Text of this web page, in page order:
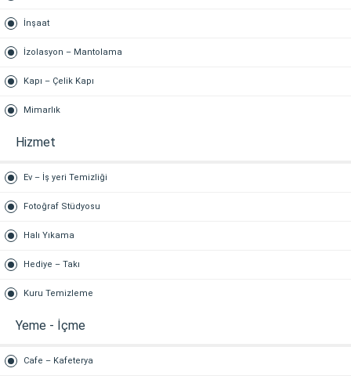
İnşaat
İzolasyon – Mantolama
Kapı – Çelik Kapı
Mimarlık
Hizmet
Ev – İş yeri Temizliği
Fotoğraf Stüdyosu
Halı Yıkama
Hediye – Takı
Kuru Temizleme
Yeme - İçme
Cafe – Kafeterya